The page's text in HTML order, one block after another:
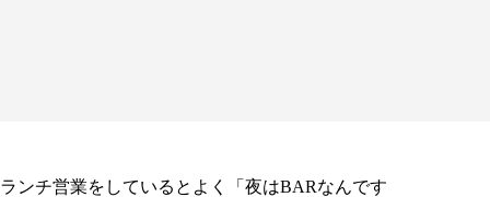
ランチ営業をしているとよく「夜はBARなんです